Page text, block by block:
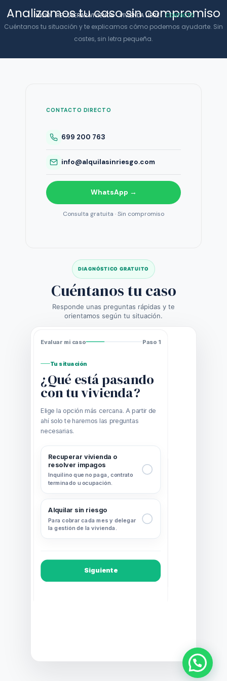
contenido
INICIO RECUPERAR VIVIENDA VIVIENDA LIBRE CONTACTO
Analizamos tu caso sin compromiso
Cuéntanos tu situación y te explicamos cómo podemos ayudarte. Sin
costes, sin letra pequeña.
CONTACTO DIRECTO
699 200 763
info@alquilasinriesgo.com
WhatsApp →
Consulta gratuita · Sin compromiso
DIAGNÓSTICO GRATUITO
Cuéntanos tu caso
Responde unas preguntas rápidas y te
orientamos según tu situación.